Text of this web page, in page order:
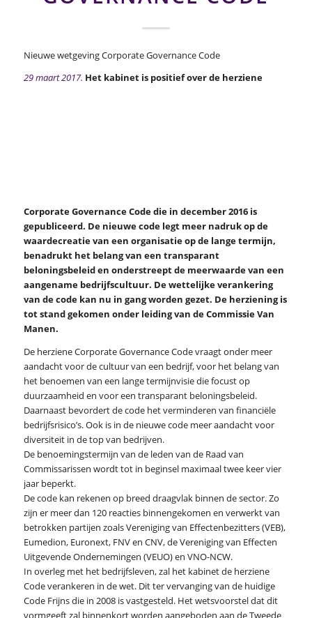
Nieuwe wetgeving Corporate Governance Code
29 maart 2017. Het kabinet is positief over de herziene
Corporate Governance Code die in december 2016 is
gepubliceerd. De nieuwe code legt meer nadruk op de
waardecreatie van een organisatie op de lange termijn,
benadrukt het belang van een transparant
beloningsbeleid en onderstreept de meerwaarde van een
aangename bedrijfscultuur. De wettelijke verankering
van de code kan nu in gang worden gezet. De herziening is
tot stand gekomen onder leiding van de Commissie Van
Manen.
De herziene Corporate Governance Code vraagt onder meer
aandacht voor de cultuur van een bedrijf, voor het belang van
het benoemen van een lange termijnvisie die focust op
duurzaamheid en voor een transparant beloningsbeleid.
Daarnaast bevordert de code het verminderen van financiële
bedrijfsrisico’s. Ook is in de nieuwe code meer aandacht voor
diversiteit in de top van bedrijven.
De benoemingstermijn van de leden van de Raad van
Commissarissen wordt tot in beginsel maximaal twee keer vier
jaar beperkt.
De code kan rekenen op breed draagvlak binnen de sector. Zo
zijn er meer dan 120 reacties binnengekomen en verwerkt van
betrokken partijen zoals Vereniging van Effectenbezitters (VEB),
Eumedion, Euronext, FNV en CNV, de Vereniging van Effecten
Uitgevende Ondernemingen (VEUO) en VNO-NCW.
In overleg met het bedrijfsleven, zal het kabinet de herziene
Code verankeren in de wet. Dit ter vervanging van de huidige
Code Frijns die in 2008 is vastgesteld. Het wetsvoorstel dat dit
vormgeeft zal binnenkort worden aangeboden aan de Tweede